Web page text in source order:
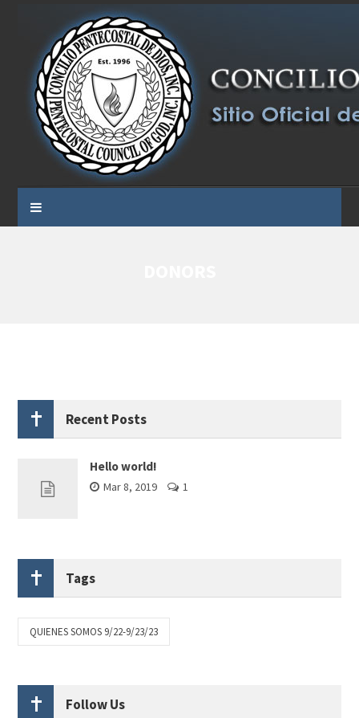
Recent Posts
Hello world!
Mar 8, 2019 1
Tags
QUIENES SOMOS 9/22-9/23/23
Follow Us